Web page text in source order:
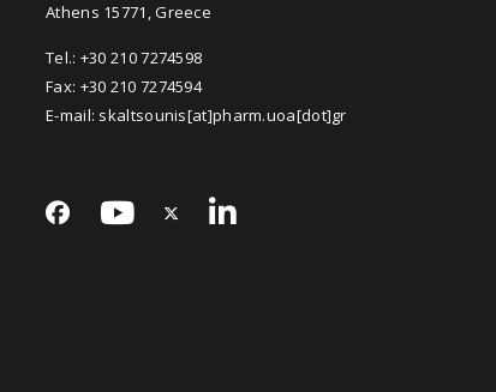
Athens 15771, Greece
Tel.: +30 210 7274598
Fax: +30 210 7274594
E-mail: skaltsounis[at]pharm.uoa[dot]gr